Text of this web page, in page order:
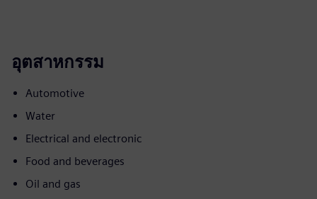
อุตสาหกรรม
Automotive
Water
Electrical and electronic
Food and beverages
Oil and gas